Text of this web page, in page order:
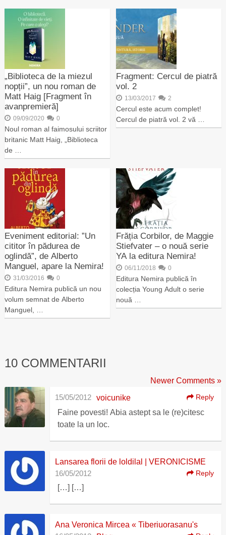
„Biblioteca de la miezul
nopții”, un nou roman de
Matt Haig [Fragment în
avanpremieră]
09/09/2020 0
Noul roman al faimosului scriitor
britanic Matt Haig, „Biblioteca
de …
Fragment: Cercul de piatră
vol. 2
13/03/2017 2
Cercul este acum complet!
Cercul de piatră vol. 2 vă …
Eveniment editorial: ”Un
cititor în pădurea de
oglindă”, de Alberto
Manguel, apare la Nemira!
31/03/2016 0
Editura Nemira publică un nou
volum semnat de Alberto
Manguel, …
Frăția Corbilor, de Maggie
Stiefvater – o nouă serie
YA la editura Nemira!
06/11/2018 0
Editura Nemira publică în
colecția Young Adult o serie
nouă …
10 COMMENTARII
Newer Comments »
voicunike
15/05/2012 Reply
Faine povesti! Abia astept sa le (re)citesc
toate la un loc.
Lansarea florii de loldilal | VERONICISME
16/05/2012
Reply
[…] […]
Ana Veronica Mircea « Tiberiuorasanu's